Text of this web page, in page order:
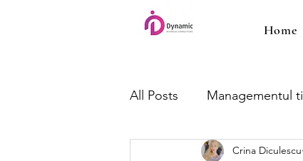
Home
All Posts Managementul
Crina Diculescu